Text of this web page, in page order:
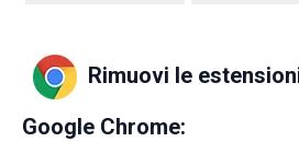
Rimuovi le
Google Chrome: